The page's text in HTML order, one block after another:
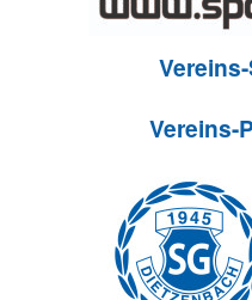
Vereins-